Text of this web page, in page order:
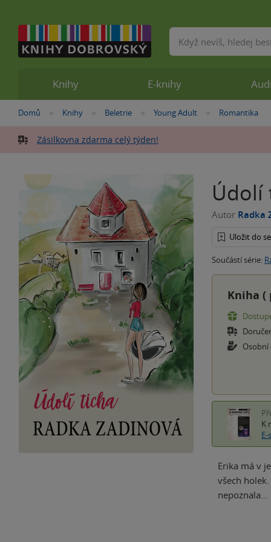
Nacházíte
zde:
Domů »
Knihy »
Beletrie »
Young Adult »
Romantika
Zásilkovna zdarma celý týden!
Údolí
Autor Radka
Uložit do
Součástí série:
Kniha (
K
Erika má v
všech
nepoznala…
Knihy E-knihy
Vyhledávání